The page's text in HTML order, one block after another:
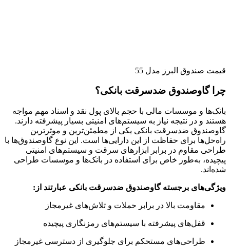
قیمت صندوق البرز مدل 55
چرا گاوصندوق ضدسرقت بانکی؟
بانک‌ها و موسسات مالی با حجم بالای پول نقد و اسناد مهم مواجه
هستند و در نتیجه نیاز به سیستم‌های امنیتی بسیار پیشرفته دارند.
گاوصندوق ضدسرقت بانکی یکی از مطمئن‌ترین و موثرترین
راه‌حل‌ها برای حفاظت از این دارایی‌ها است. این نوع گاوصندوق‌ها با
طراحی مقاوم در برابر ابزارهای سرقت و سیستم‌های امنیتی
پیچیده، به‌طور خاص برای استفاده در بانک‌ها و موسسات طراحی
شده‌اند.
ویژگی‌های برجسته گاوصندوق ضدسرقت بانکی عبارتند از:
مقاومت بالا در برابر حملات و تلاش‌های غیرمجاز
قفل‌های پیشرفته با سیستم‌های رمزنگاری پیچیده
طراحی‌های مستحکم برای جلوگیری از دسترسی غیرمجاز